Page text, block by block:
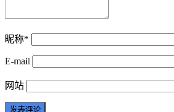
昵称*
E-mail
网站